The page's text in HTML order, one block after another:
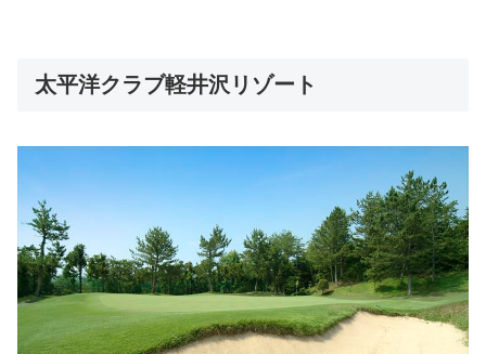
太平洋クラブ軽井沢リゾート